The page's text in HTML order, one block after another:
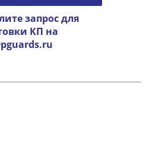
запрос для
КП на